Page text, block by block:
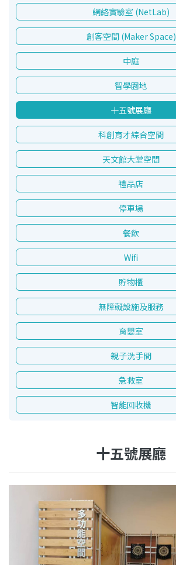
網絡實驗室 (NetLab)
創客空間 (Maker Space)
中庭
智學園地
十五號展廳
科創育才綜合空間
天文館大堂空間
禮品店
停車場
餐飲
Wifi
貯物櫃
無障礙設施及服務
育嬰室
親子洗手間
急救室
智能回收機
十五號展廳